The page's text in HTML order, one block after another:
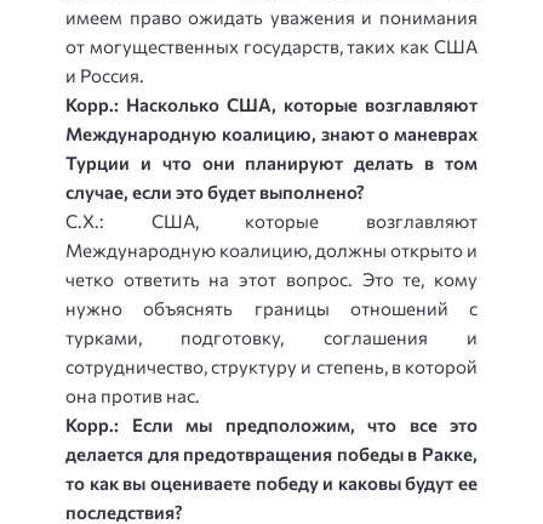
имеем право ожидать уважения и понимания
от могущественных государств, таких как США
и Россия.
Корр.: Насколько США, которые возглавляют
Международную коалицию, знают о маневрах
Турции и что они планируют делать в том
случае, если это будет выполнено?
С.Х.: США, которые возглавляют
Международную коалицию, должны открыто и
четко ответить на этот вопрос. Это те, кому
нужно объяснять границы отношений с
турками, подготовку, соглашения и
сотрудничество, структуру и степень, в которой
она против нас.
Корр.: Если мы предположим, что все это
делается для предотвращения победы в Ракке,
то как вы оцениваете победу и каковы будут ее
последствия?